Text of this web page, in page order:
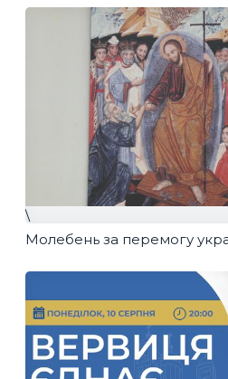
\
Молебень за перемогу